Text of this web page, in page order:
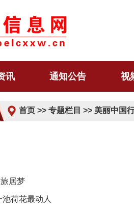
讯 通知公告 视
首页 >> 专题栏目 >> 美丽中国
居梦
荷花最动人